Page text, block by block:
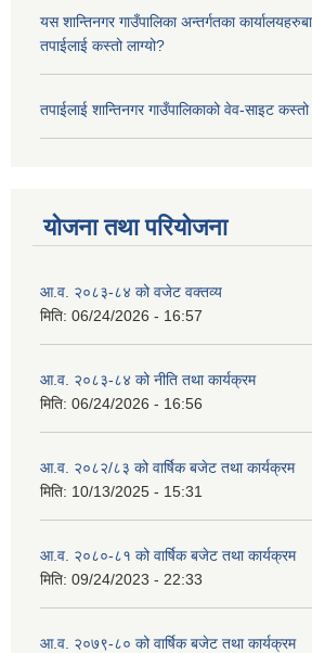
यस शान्तिनगर गाउँपालिका अन्तर्गतका
तपाईलाई कस्तो लाग्यो?
तपाईलाई शान्तिनगर गाउँपालिकाको वेव-साइट कस्तो
योजना तथा परियोजना
आ.व. २०८३-८४ को वजेट वक्तव्य
मिति: 06/24/2026 - 16:57
आ.व. २०८३-८४ को नीति तथा कार्यक्रम
मिति: 06/24/2026 - 16:56
आ.व. २०८२/८३ को वार्षिक बजेट तथा कार्यक्रम
मिति: 10/13/2025 - 15:31
आ.व. २०८०-८१ को वार्षिक बजेट तथा कार्यक्रम
मिति: 09/24/2023 - 22:33
आ.व. २०७९-८० को वार्षिक बजेट तथा कार्यक्रम